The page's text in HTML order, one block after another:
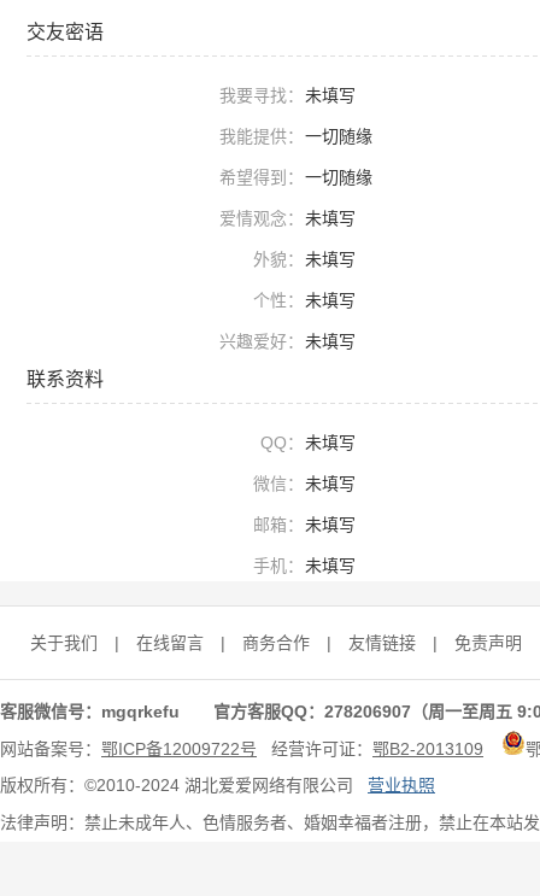
交友密语
我要寻找： 未填写
我能提供： 一切随缘
希望得到： 一切随缘
爱情观念： 未填写
外貌： 未填写
个性： 未填写
兴趣爱好： 未填写
联系资料
QQ： 未填写
微信： 未填写
邮箱： 未填写
手机： 未填写
关于我们 | 在线留言 | 商务合作 | 友情链接 | 免责声明
客服微信号：mgqrkefu 官方客服QQ：278206907（周一至周五
网站备案号： 鄂ICP备12009722号 经营许可证： 鄂B2-2013109
版权所有：©2010-2024 湖北爱爱网络有限公司 营业执照
法律声明：禁止未成年人、色情服务者、婚姻幸福者注册，禁止在本站